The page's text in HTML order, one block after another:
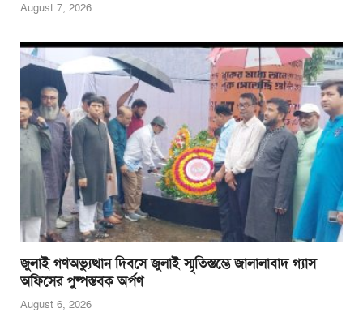
August 7, 2026
জুলাই গণঅভ্যুত্থান দিবসে জুলাই স্মৃতিস্তম্ভে জালালাবাদ গ্যাস
অফিসের পুষ্পস্তবক অর্পণ
August 6, 2026